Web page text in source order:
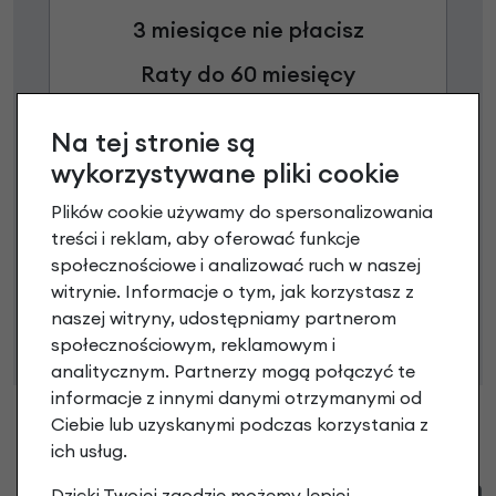
3 miesiące nie płacisz
Raty do 60 miesięcy
Poznaj szczegóły
Niniejsza propozycja nie stanowi oferty w rozumieniu art.
66 Kodeksu Cywilnego. Ostateczna decyzja o warunkach
i przyznaniu kredytu zostanie podjęta po ocenie
zdolności kredytowej.
Klienci zadali następujące pytania o ten
Na tej stronie są
wykorzystywane pliki cookie
Plików cookie używamy do spersonalizowania
treści i reklam, aby oferować funkcje
społecznościowe i analizować ruch w naszej
witrynie. Informacje o tym, jak korzystasz z
naszej witryny, udostępniamy partnerom
społecznościowym, reklamowym i
analitycznym. Partnerzy mogą połączyć te
informacje z innymi danymi otrzymanymi od
Ciebie lub uzyskanymi podczas korzystania z
ich usług.